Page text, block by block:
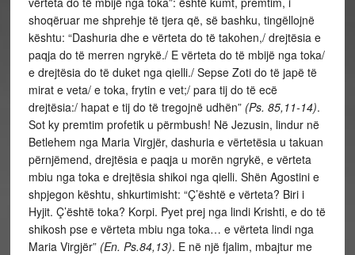
shoqëruar me shprehje të tjera që, së bashku, tingëllojnë
kështu: “Dashuria dhe e vërteta do të takohen,/ drejtësia e
paqja do të merren ngrykë./ E vërteta do të mbijë nga toka/
e drejtësia do të duket nga qielli./ Sepse Zoti do të japë të
mirat e veta/ e toka, frytin e vet;/ para tij do të ecë
drejtësia:/ hapat e tij do të tregojnë udhën” (Ps. 85,11-14).
Sot ky premtim profetik u përmbush! Në Jezusin, lindur në
Betlehem nga Maria Virgjër, dashuria e vërtetësia u takuan
përnjëmend, drejtësia e paqja u morën ngrykë, e vërteta
mbiu nga toka e drejtësia shikoi nga qielli. Shën Agostini e
shpjegon kështu, shkurtimisht: “Ç’është e vërteta? Biri i
Hyjit. Ç’është toka? Korpi. Pyet prej nga lindi Krishti, e do të
shikosh pse e vërteta mbiu nga toka… e vërteta lindi nga
Maria Virgjër” (En. Ps.84,13). E në një fjalim, mbajtur me